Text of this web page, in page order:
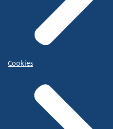
Cookies